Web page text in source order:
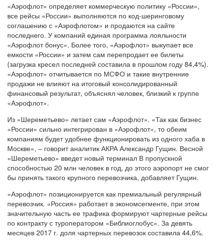
«Аэрофлот» определяет коммерческую политику «России»,
все рейсы «России» выполняются по код-шеринговому
соглашению с «Аэрофлотом» и продаются на сайте
последнего. У компаний единая программа лояльности
«Аэрофлот бонус». Более того, «Аэрофлот» выкупает все
емкости «России» и затем сам перепродает ее билеты
(загрузка кресел последней составила в прошлом году 84,4%).
«Аэрофлот» отчитывается по МСФО и такие внутренние
продажи не влияют на итоговый консолидированный
финансовый результат, объяснял человек, близкий к группе
«Аэрофлот».
Из «Шереметьево» летает сам «Аэрофлот». «Так как бизнес
«России» сильно интегрирован в «Аэрофлот», то обеим
компаниям будет удобнее функционировать из одного хаба в
Москве», – говорит аналитик АКРА Александр Гущин. Весной
«Шереметьево» введет новый терминал В пропускной
способностью 20 млн человек в год, до этого аэропорт не смог
бы принять такого крупного перевозчика, добавляет Гущин.
«Аэрофлот» позиционируется как премиальный регулярный
перевозчик. «Россия» работает в экономсегменте, при этом
значительную часть ее трафика формируют чартерные рейсы
по контракту с туроператором «Библиоглобус». За девять
месяцев 2017 г. доля чартерных перевозок составила 44,6%.